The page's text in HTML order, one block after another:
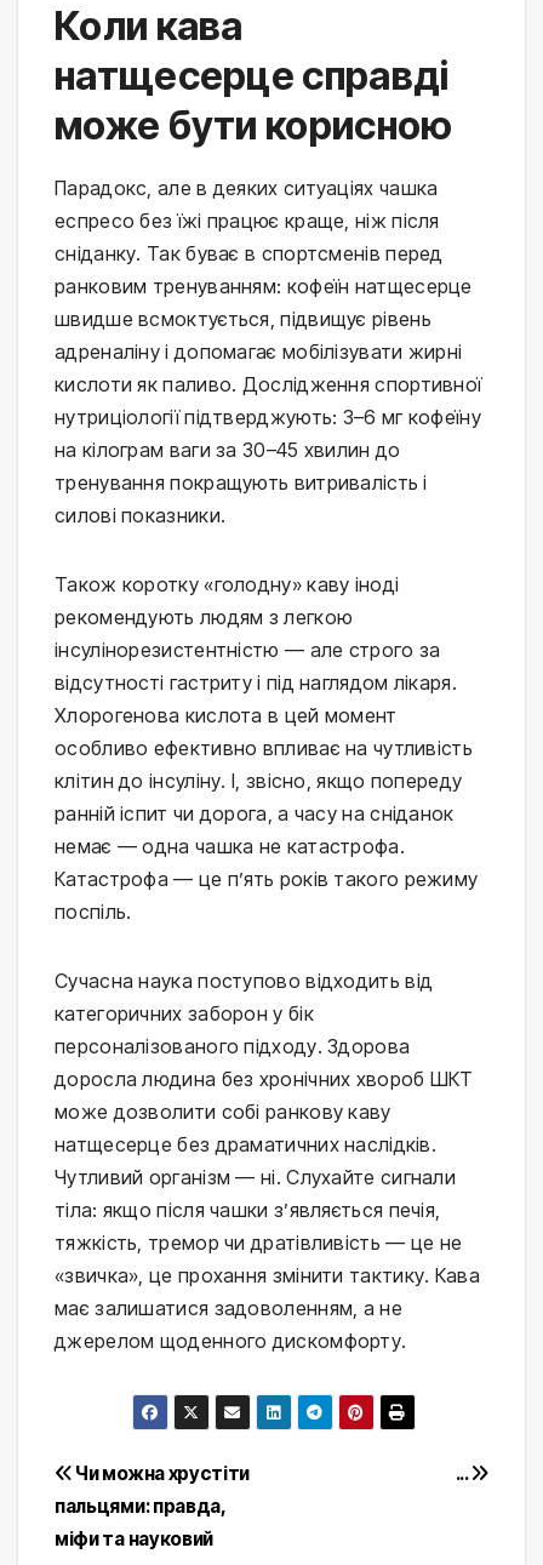
Коли кава
натщесерце справді
може бути корисною
Парадокс, але в деяких ситуаціях чашка
еспресо без їжі працює краще, ніж після
сніданку. Так буває в спортсменів перед
ранковим тренуванням: кофеїн натщесерце
швидше всмоктується, підвищує рівень
адреналіну і допомагає мобілізувати жирні
кислоти як паливо. Дослідження спортивної
нутриціології підтверджують: 3–6 мг кофеїну
на кілограм ваги за 30–45 хвилин до
тренування покращують витривалість і
силові показники.
Також коротку «голодну» каву іноді
рекомендують людям з легкою
інсулінорезистентністю — але строго за
відсутності гастриту і під наглядом лікаря.
Хлорогенова кислота в цей момент
особливо ефективно впливає на чутливість
клітин до інсуліну. І, звісно, якщо попереду
ранній іспит чи дорога, а часу на сніданок
немає — одна чашка не катастрофа.
Катастрофа — це п’ять років такого режиму
поспіль.
Сучасна наука поступово відходить від
категоричних заборон у бік
персоналізованого підходу. Здорова
доросла людина без хронічних хвороб ШКТ
може дозволити собі ранкову каву
натщесерце без драматичних наслідків.
Чутливий організм — ні. Слухайте сигнали
тіла: якщо після чашки з’являється печія,
тяжкість, тремор чи дратівливість — це не
«звичка», це прохання змінити тактику. Кава
має залишатися задоволенням, а не
джерелом щоденного дискомфорту.
Post
navigation
...
Чи можна хрустіти
пальцями: правда,
міфи та науковий